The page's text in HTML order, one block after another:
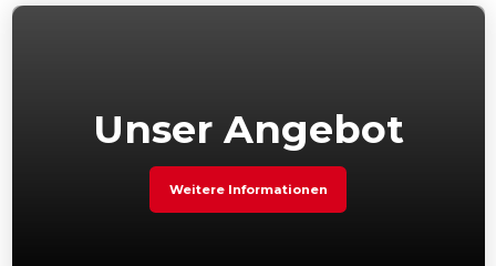
Unser Angebot
Weitere Informationen